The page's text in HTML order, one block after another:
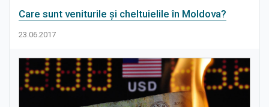
Care sunt veniturile și cheltuielile în Moldova?
23.06.2017